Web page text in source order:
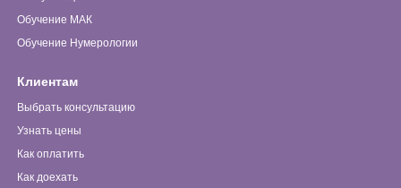
Обучение МАК
Обучение Нумерологии
Клиентам
Выбрать консультацию
Узнать цены
Как оплатить
Как доехать